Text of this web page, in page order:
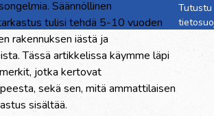
Säännöllinen
tulisi tehdä 5-10 vuoden
rakennuksen iästä ja
Tässä artikkelissa käymme läpi
jotka kertovat
sekä sen, mitä ammattilaisen
sisältää.
Tutustu